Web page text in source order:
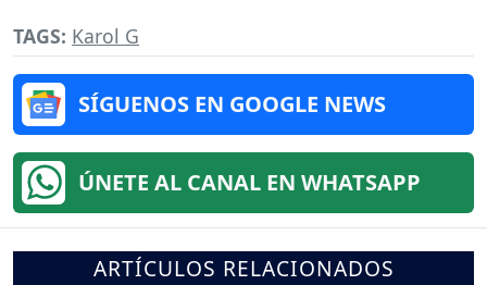
TAGS: Karol G
SÍGUENOS EN GOOGLE NEWS
ÚNETE AL CANAL EN WHATSAPP
ARTÍCULOS RELACIONADOS